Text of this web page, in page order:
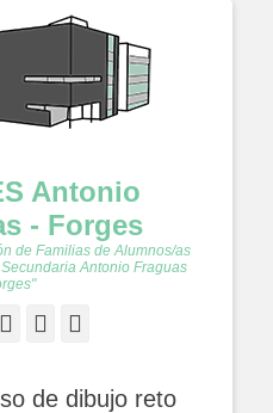
Antonio
- Forges
de Familias de Alumnos/as
Antonio Fraguas
Feed YouTube
de dibujo reto